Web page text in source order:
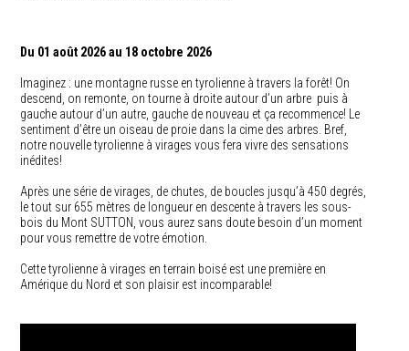
Du 01 août 2026 au 18 octobre 2026
Imaginez : une montagne russe en tyrolienne à travers la forêt! On
descend, on remonte, on tourne à droite autour d’un arbre puis à
gauche autour d’un autre, gauche de nouveau et ça recommence! Le
sentiment d’être un oiseau de proie dans la cime des arbres. Bref,
notre nouvelle tyrolienne à virages vous fera vivre des sensations
inédites!
Après une série de virages, de chutes, de boucles jusqu’à 450 degrés,
le tout sur 655 mètres de longueur en descente à travers les sous-
bois du Mont SUTTON, vous aurez sans doute besoin d’un moment
pour vous remettre de votre émotion.
Cette tyrolienne à virages en terrain boisé est une première en
Amérique du Nord et son plaisir est incomparable!